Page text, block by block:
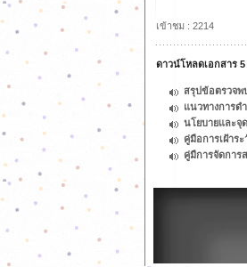
เข้าชม : 2214
ดาวน์โหลดเอกสาร
สรุปข้อตรวจพ
แนวทางการด
นโยบายและจุ
คู่มือการเฝ้าร
คู่มืการจัดการ